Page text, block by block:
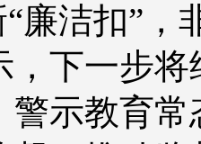
“廉洁扣”，
，下一步
警示教育